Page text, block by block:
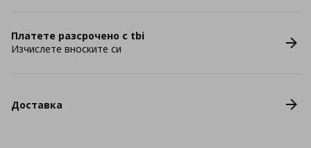
Платете разсрочено с tbi
Изчислете вноските си
Доставка